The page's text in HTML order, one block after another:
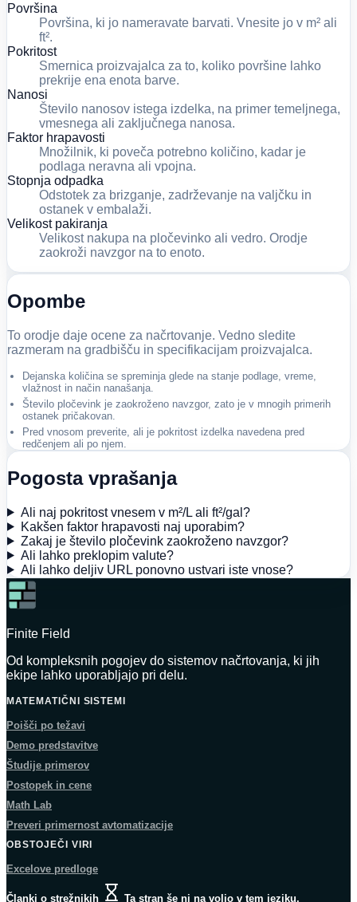
Površina
Površina, ki jo nameravate barvati. Vnesite jo v m² ali
ft².
Pokritost
Smernica proizvajalca za to, koliko površine lahko
prekrije ena enota barve.
Nanosi
Število nanosov istega izdelka, na primer temeljnega,
vmesnega ali zaključnega nanosa.
Faktor hrapavosti
Množilnik, ki poveča potrebno količino, kadar je
podlaga neravna ali vpojna.
Stopnja odpadka
Odstotek za brizganje, zadrževanje na valjčku in
ostanek v embalaži.
Velikost pakiranja
Velikost nakupa na pločevinko ali vedro. Orodje
zaokroži navzgor na to enoto.
Opombe
To orodje daje ocene za načrtovanje. Vedno sledite
razmeram na gradbišču in specifikacijam proizvajalca.
Dejanska količina se spreminja glede na stanje podlage, vreme,
vlažnost in način nanašanja.
Število pločevink je zaokroženo navzgor, zato je v mnogih primerih
ostanek pričakovan.
Pred vnosom preverite, ali je pokritost izdelka navedena pred
redčenjem ali po njem.
Pogosta vprašanja
Ali naj pokritost vnesem v m²/L ali ft²/gal?
Kakšen faktor hrapavosti naj uporabim?
Zakaj je število pločevink zaokroženo navzgor?
Ali lahko preklopim valute?
Ali lahko deljiv URL ponovno ustvari iste vnose?
Finite Field
Od kompleksnih pogojev do sistemov načrtovanja, ki jih
ekipe lahko uporabljajo pri delu.
MATEMATIČNI SISTEMI
Poišči po težavi
Demo predstavitve
Študije primerov
Postopek in cene
Math Lab
Preveri primernost avtomatizacije
OBSTOJEČI VIRI
Excelove predloge
Članki o strežnikih Ta stran še ni na voljo v tem jeziku.